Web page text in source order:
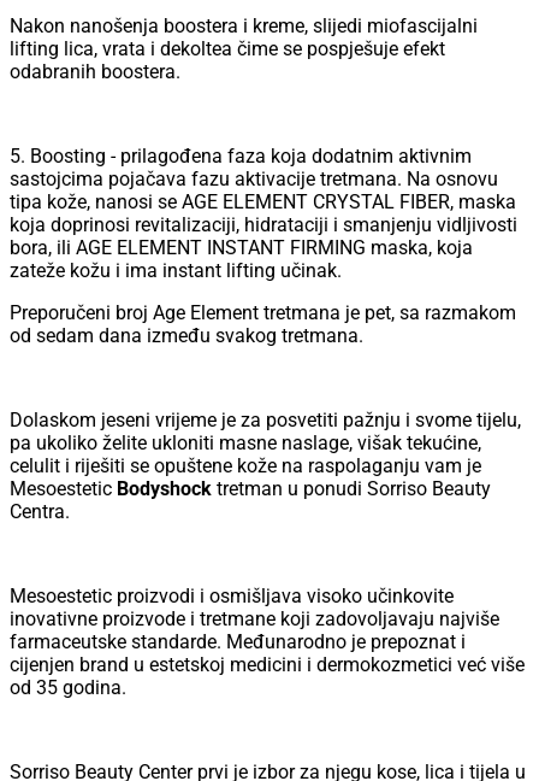
Nakon nanošenja boostera i kreme, slijedi miofascijalni
lifting lica, vrata i dekoltea čime se pospješuje efekt
odabranih boostera.
5. Boosting - prilagođena faza koja dodatnim aktivnim
sastojcima pojačava fazu aktivacije tretmana. Na osnovu
tipa kože, nanosi se AGE ELEMENT CRYSTAL FIBER, maska
koja doprinosi revitalizaciji, hidrataciji i smanjenju vidljivosti
bora, ili AGE ELEMENT INSTANT FIRMING maska, koja
zateže kožu i ima instant lifting učinak.
Preporučeni broj Age Element tretmana je pet, sa razmakom
od sedam dana između svakog tretmana.
Dolaskom jeseni vrijeme je za posvetiti pažnju i svome tijelu,
pa ukoliko želite ukloniti masne naslage, višak tekućine,
celulit i riješiti se opuštene kože na raspolaganju vam je
Mesoestetic Bodyshock tretman u ponudi Sorriso Beauty
Centra.
Mesoestetic proizvodi i osmišljava visoko učinkovite
inovativne proizvode i tretmane koji zadovoljavaju najviše
farmaceutske standarde. Međunarodno je prepoznat i
cijenjen brand u estetskoj medicini i dermokozmetici već više
od 35 godina.
Sorriso Beauty Center prvi je izbor za njegu kose, lica i tijela u